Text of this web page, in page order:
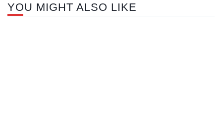
YOU MIGHT ALSO LIKE